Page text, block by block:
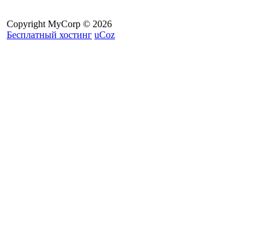
Copyright MyCorp © 2026
Бесплатный хостинг uCoz